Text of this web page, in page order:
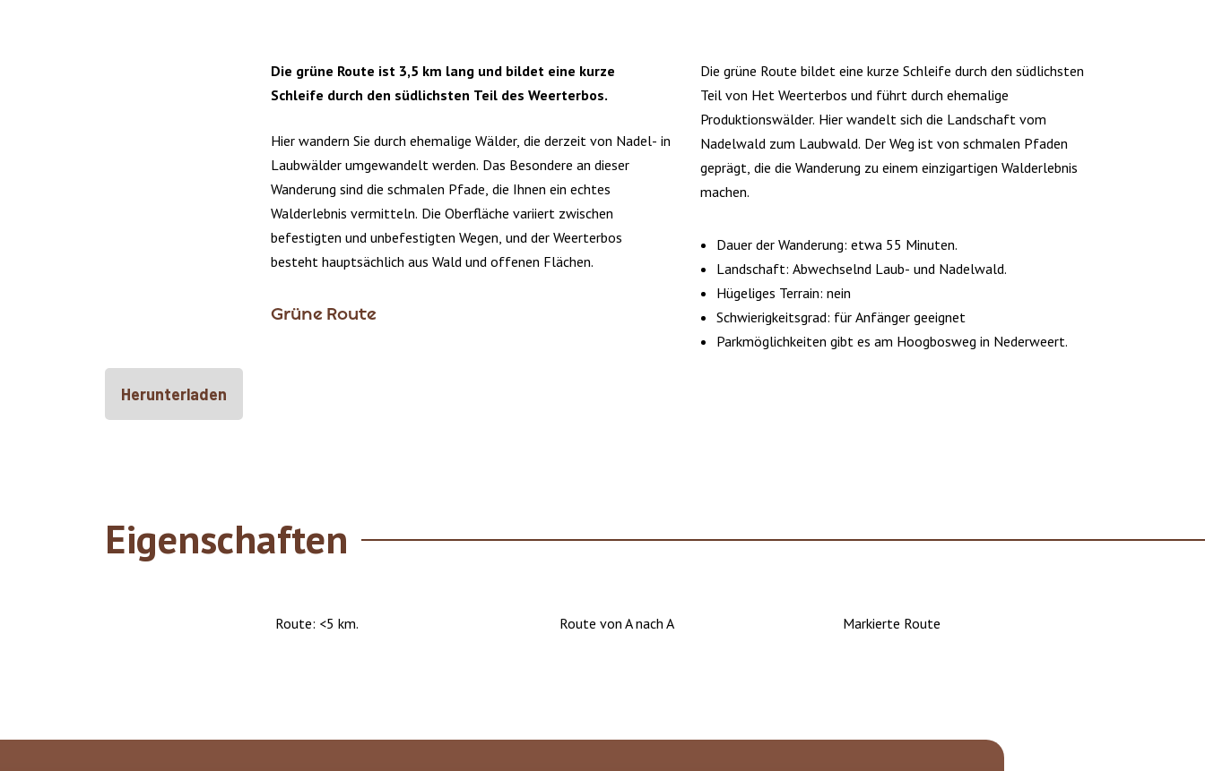
Die grüne Route ist 3,5 km lang und bildet eine kurze
Schleife durch den südlichsten Teil des Weerterbos.
Hier wandern Sie durch ehemalige Wälder, die derzeit von Nadel- in
Laubwälder umgewandelt werden. Das Besondere an dieser
Wanderung sind die schmalen Pfade, die Ihnen ein echtes
Walderlebnis vermitteln. Die Oberfläche variiert zwischen
befestigten und unbefestigten Wegen, und der Weerterbos
besteht hauptsächlich aus Wald und offenen Flächen.
Grüne Route
Die grüne Route bildet eine kurze Schleife durch den südlichsten
Teil von Het Weerterbos und führt durch ehemalige
Produktionswälder. Hier wandelt sich die Landschaft vom
Nadelwald zum Laubwald. Der Weg ist von schmalen Pfaden
geprägt, die die Wanderung zu einem einzigartigen Walderlebnis
machen.
Dauer der Wanderung: etwa 55 Minuten.
Landschaft: Abwechselnd Laub- und Nadelwald.
Hügeliges Terrain: nein
Schwierigkeitsgrad: für Anfänger geeignet
Parkmöglichkeiten gibt es am Hoogbosweg in Nederweert.
Herunterladen
Eigenschaften
Route: <5 km. Route von A nach A Markierte Route